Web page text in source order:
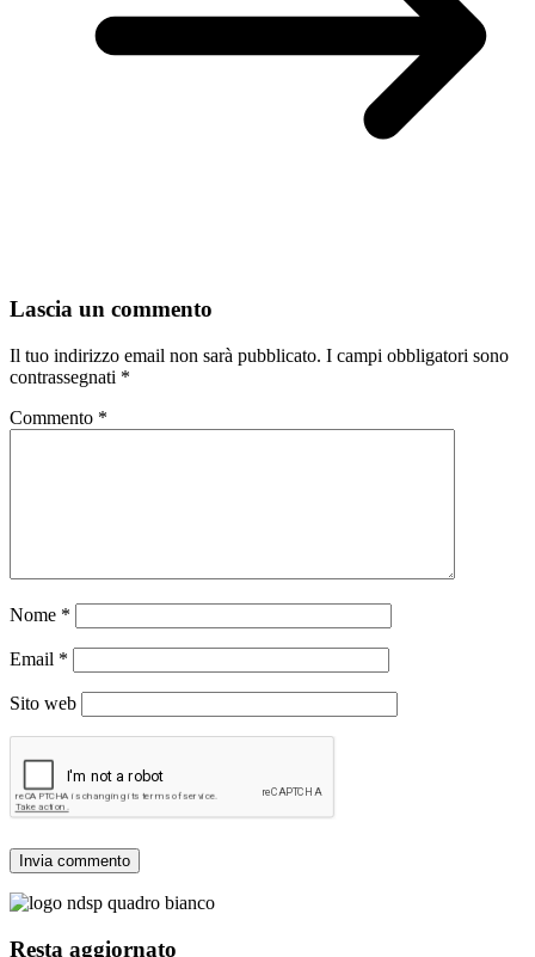
Lascia un commento
Il tuo indirizzo email non sarà pubblicato. I campi obbligatori sono
contrassegnati *
Commento *
Nome *
Email *
Sito web
Resta aggiornato